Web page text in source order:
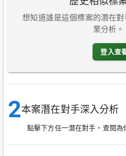
想知道誰是這個標案的潛在
業分析。
登入查
2本案潛在對手深入分析
點擊下方任一潛在對手，查閱為